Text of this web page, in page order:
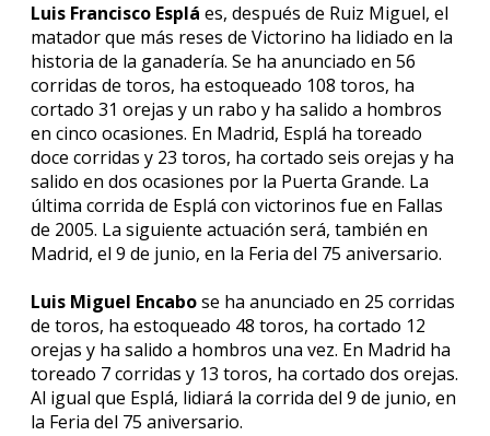
Luis Francisco Esplá es, después de Ruiz Miguel, el
matador que más reses de Victorino ha lidiado en la
historia de la ganadería. Se ha anunciado en 56
corridas de toros, ha estoqueado 108 toros, ha
cortado 31 orejas y un rabo y ha salido a hombros
en cinco ocasiones. En Madrid, Esplá ha toreado
doce corridas y 23 toros, ha cortado seis orejas y ha
salido en dos ocasiones por la Puerta Grande. La
última corrida de Esplá con victorinos fue en Fallas
de 2005. La siguiente actuación será, también en
Madrid, el 9 de junio, en la Feria del 75 aniversario.
Luis Miguel Encabose ha anunciado en 25 corridas
de toros, ha estoqueado 48 toros, ha cortado 12
orejas y ha salido a hombros una vez. En Madrid ha
toreado 7 corridas y 13 toros, ha cortado dos orejas.
Al igual que Esplá, lidiará la corrida del 9 de junio, en
la Feria del 75 aniversario.